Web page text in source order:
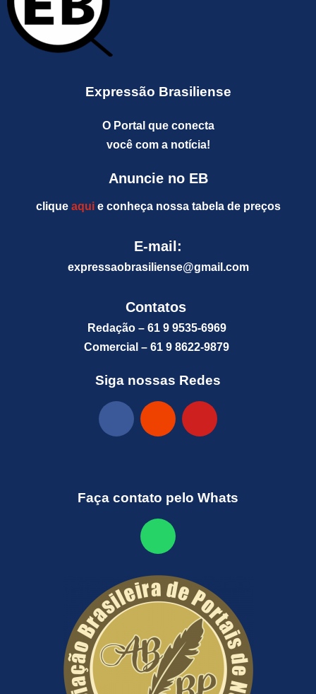
Expressão Brasiliense
O Portal que conecta
você com a notícia!
Anuncie no EB
clique aquie conheça nossa tabela de preços
E-mail:
expressaobrasiliense@gmail.com
Contatos
Redação – 61 9 9535-6969
Comercial – 61 9 8622-9879
Siga nossas Redes
Faça contato pelo Whats